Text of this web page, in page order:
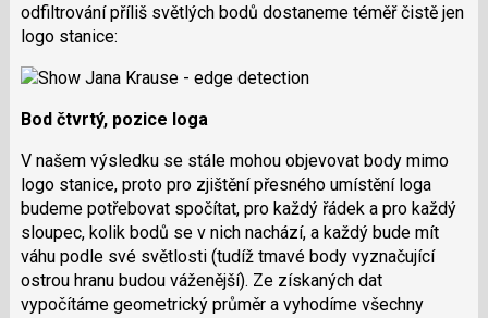
odfiltrování příliš světlých bodů dostaneme téměř čistě jen
logo stanice:
Bod čtvrtý, pozice loga
V našem výsledku se stále mohou objevovat body mimo
logo stanice, proto pro zjištění přesného umístění loga
budeme potřebovat spočítat, pro každý řádek a pro každý
sloupec, kolik bodů se v nich nachází, a každý bude mít
váhu podle své světlosti (tudíž tmavé body vyznačující
ostrou hranu budou váženější). Ze získaných dat
vypočítáme geometrický průměr a vyhodíme všechny